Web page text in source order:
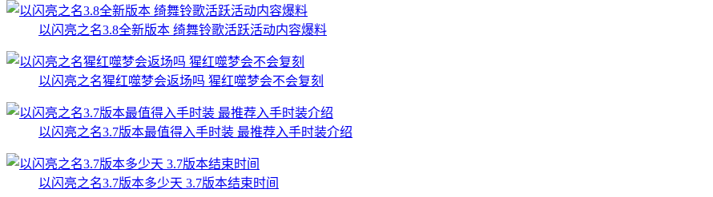
以闪亮之名3.8全新版本 绮舞铃歌活跃活动内容爆料
以闪亮之名猩红噬梦会返场吗 猩红噬梦会不会复刻
以闪亮之名3.7版本最值得入手时装 最推荐入手时装介绍
以闪亮之名3.7版本多少天 3.7版本结束时间